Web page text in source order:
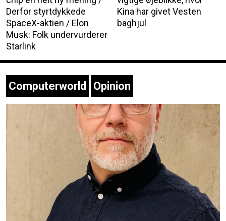
Derfor styrtdykkede
SpaceX-aktien / Elon
Musk: Folk undervurderer
Starlink
Kina har givet Vesten
baghjul
Computerworld Opinion